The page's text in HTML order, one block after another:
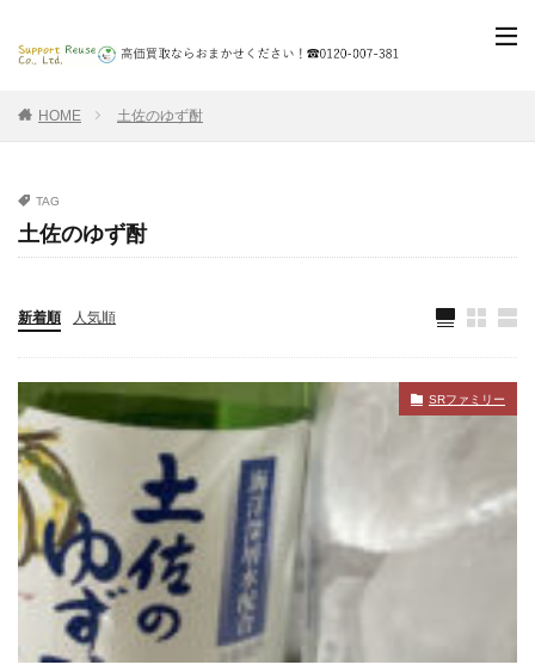
HOME 土佐のゆず酎
TAG
土佐のゆず酎
新着順 人気順
SRファミリー